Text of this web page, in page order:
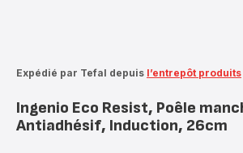
Expédié par Tefal depuis l’entrepôt produits
Ingenio Eco Resist, Poêle
Antiadhésif, Induction, 26cm